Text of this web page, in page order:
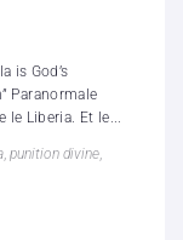
is God’s
Paranormale
Liberia. Et le...
punition divine